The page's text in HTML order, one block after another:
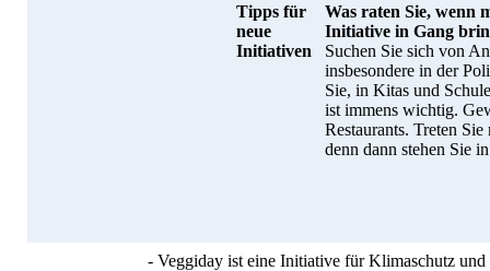
Tipps für
neue
Initiativen
Was raten Sie, wenn
Initiative in Gang
Suchen Sie sich von
insbesondere in der
Sie, in Kitas und
ist immens wichtig.
Restaurants. Treten
denn dann stehen Sie
- Veggiday ist eine Initiative für Klimaschutz